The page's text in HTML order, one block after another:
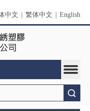
中文 繁体中文 English